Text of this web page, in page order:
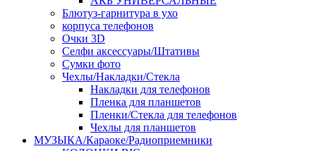
Блютуз-гарнитура в ухо
корпуса телефонов
Очки 3D
Селфи аксессуары/Штативы
Сумки фото
Чехлы/Накладки/Стекла
Накладки для телефонов
Пленка для планшетов
Пленки/Стекла для телефонов
Чехлы для планшетов
МУЗЫКА/Караоке/Радиоприемники